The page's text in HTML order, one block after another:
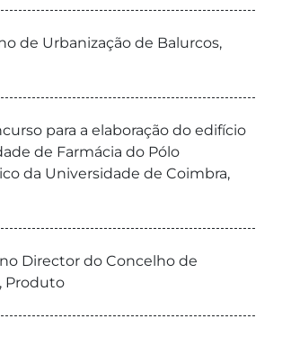
de Urbanização de Balurcos,
para a elaboração do edifício
de Farmácia do Pólo
da Universidade de Coimbra,
Director do Concelho de
Produto